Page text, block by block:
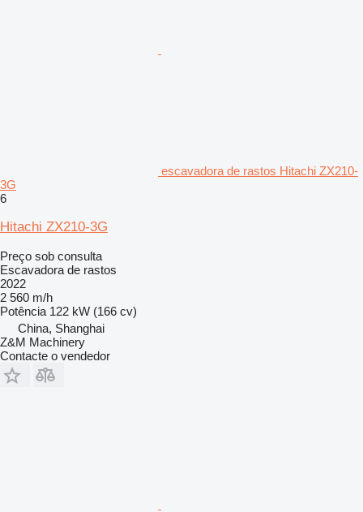
escavadora de rastos Hitachi ZX210-
3G
6
Hitachi ZX210-3G
Preço sob consulta
Escavadora de rastos
2022
2 560 m/h
Potência 122 kW (166 cv)
China, Shanghai
Z&M Machinery
Contacte o vendedor